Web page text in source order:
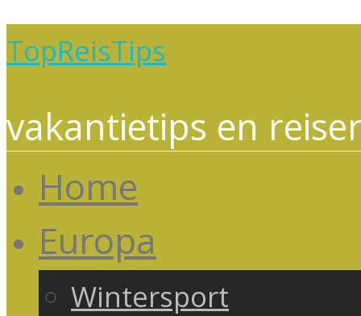
TopReisTips
vakantietips en
Home
Europa
Wintersport